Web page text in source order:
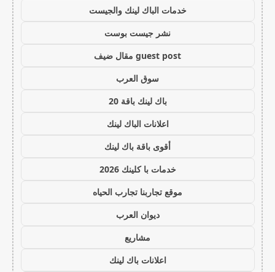
خدمات الباك لينك والجيست
نشر جيست بوست
guest post مقال ضيف
سوق العرب
باك لينك باقة 20
اعلانات الباك لينك
أقوى باقة باك لينك
خدمات با كلينك 2026
موقع تجاربنا تجارب الحياه
ديوان العرب
مشاريع
اعلانات باك لينك